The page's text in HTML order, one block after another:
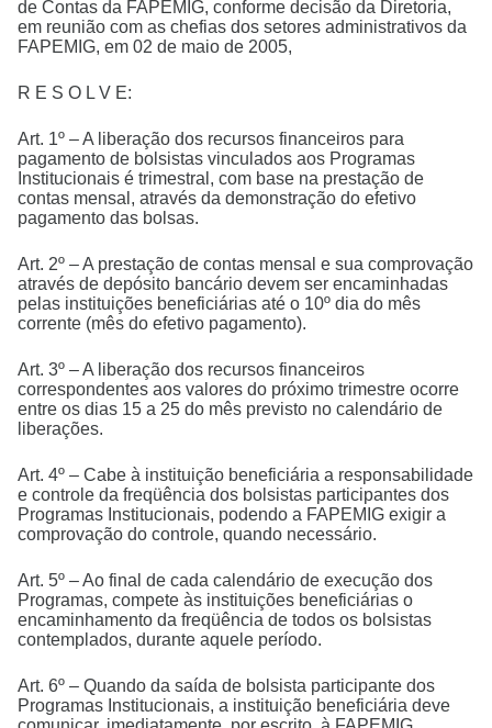
de Contas da FAPEMIG, conforme decisão da Diretoria,
em reunião com as chefias dos setores administrativos da
FAPEMIG, em 02 de maio de 2005,
R E S O L V E:
Art. 1º – A liberação dos recursos financeiros para
pagamento de bolsistas vinculados aos Programas
Institucionais é trimestral, com base na prestação de
contas mensal, através da demonstração do efetivo
pagamento das bolsas.
Art. 2º – A prestação de contas mensal e sua comprovação
através de depósito bancário devem ser encaminhadas
pelas instituições beneficiárias até o 10º dia do mês
corrente (mês do efetivo pagamento).
Art. 3º – A liberação dos recursos financeiros
correspondentes aos valores do próximo trimestre ocorre
entre os dias 15 a 25 do mês previsto no calendário de
liberações.
Art. 4º – Cabe à instituição beneficiária a responsabilidade
e controle da freqüência dos bolsistas participantes dos
Programas Institucionais, podendo a FAPEMIG exigir a
comprovação do controle, quando necessário.
Art. 5º – Ao final de cada calendário de execução dos
Programas, compete às instituições beneficiárias o
encaminhamento da freqüência de todos os bolsistas
contemplados, durante aquele período.
Art. 6º – Quando da saída de bolsista participante dos
Programas Institucionais, a instituição beneficiária deve